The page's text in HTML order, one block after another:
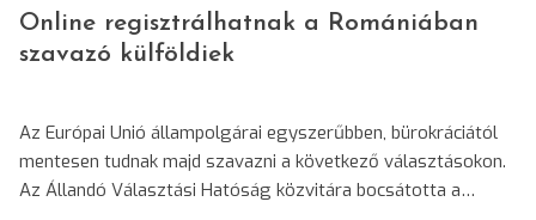
Online regisztrálhatnak a Romániában
szavazó külföldiek
Az Európai Unió állampolgárai egyszerűbben, bürokráciától
mentesen tudnak majd szavazni a következő választásokon.
Az Állandó Választási Hatóság közvitára bocsátotta a…